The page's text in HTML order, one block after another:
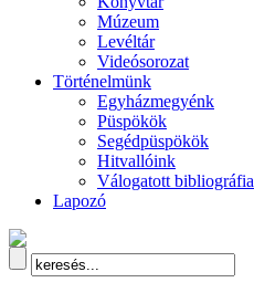
Múzeum
Levéltár
Videósorozat
Történelmünk
Egyházmegyénk
Püspökök
Segédpüspökök
Hitvallóink
Válogatott bibliográfia
Lapozó